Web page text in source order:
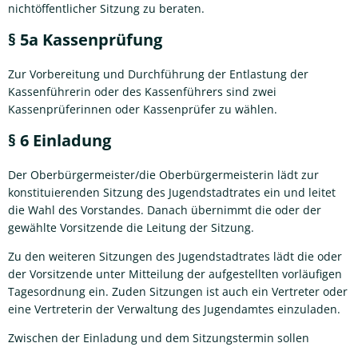
nichtöffentlicher Sitzung zu beraten.
§ 5a Kassenprüfung
Zur Vorbereitung und Durchführung der Entlastung der
Kassenführerin oder des Kassenführers sind zwei
Kassenprüferinnen oder Kassenprüfer zu wählen.
§ 6 Einladung
Der Oberbürgermeister/die Oberbürgermeisterin lädt zur
konstituierenden Sitzung des Jugendstadtrates ein und leitet
die Wahl des Vorstandes. Danach übernimmt die oder der
gewählte Vorsitzende die Leitung der Sitzung.
Zu den weiteren Sitzungen des Jugendstadtrates lädt die oder
der Vorsitzende unter Mitteilung der aufgestellten vorläufigen
Tagesordnung ein. Zuden Sitzungen ist auch ein Vertreter oder
eine Vertreterin der Verwaltung des Jugendamtes einzuladen.
Zwischen der Einladung und dem Sitzungstermin sollen